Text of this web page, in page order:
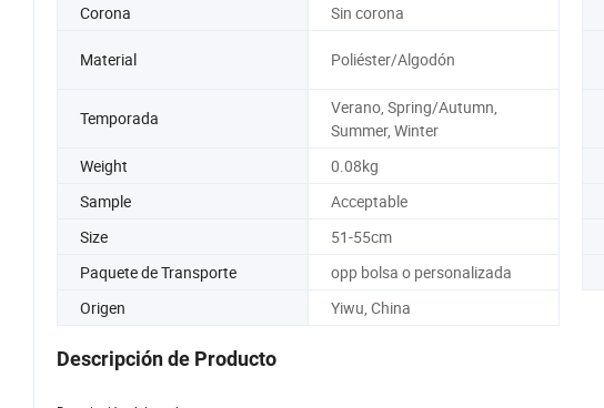
Corona
Sin corona
Material Poliéster/Algodón
Temporada
Verano, Spring/Autumn,
Summer, Winter
Weight 0.08kg
Sample
Acceptable
Size
51-55cm
Paquete de Transporte
opp bolsa o personalizada
Origen
Yiwu, China
Descripción de Producto